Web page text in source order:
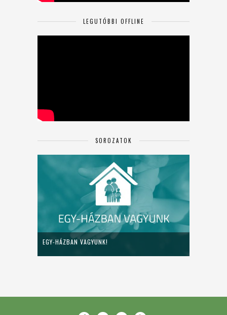
LEGUTÓBBI OFFLINE
SOROZATOK
EGY-HÁZBAN VAGYUNK!